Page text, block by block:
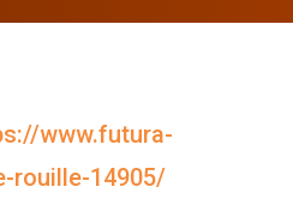
www.futura-
rouille-14905/